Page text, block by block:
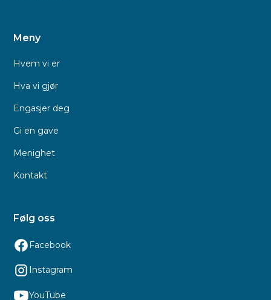
Meny
Hvem vi er
Hva vi gjør
Engasjer deg
Gi en gave
Menighet
Kontakt
Følg oss
Facebook
Instagram
YouTube